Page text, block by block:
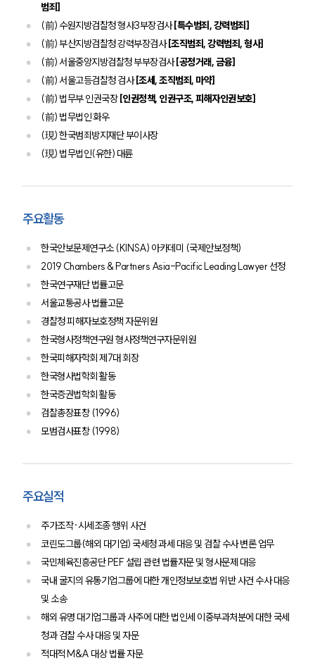
업무사례
업무사례
사례분석/최신동향
법률정보
구성원 소개
디지털금융전문변호사
소식/자료
뉴스레터/브로슈어
범죄]
(前) 수원지방검찰청 형사3부장검사[특수범죄, 강력범죄]
(前) 부산지방검찰청 강력부장검사[조직범죄, 강력범죄, 형사]
(前) 서울중앙지방검찰청 부부장검사[공정거래, 금융]
(前) 서울고등검찰청 검사[조세, 조직범죄, 마약]
(前) 법무부 인권국장[인권정책, 인권구조, 피해자인권보호]
(前) 법무법인 화우
(現) 한국범죄방지재단 부이사장
(現) 법무법인(유한) 대륜
주요활동
한국안보문제연구소 (KINSA) 아카데미 (국제안보정책)
2019 Chambers & Partners Asia-Pacific Leading Lawyer 선정
한국연구재단 법률고문
서울교통공사 법률고문
경찰청 피해자보호정책 자문위원
한국형사정책연구원 형사정책연구자문위원
한국피해자학회 제7대 회장
한국형사법학회 활동
한국증권법학회 활동
검찰총장표창 (1996)
모범검사표창 (1998)
주요실적
주가조작·시세조종 행위 사건
코린도그룹(해외 대기업) 국세청 과세 대응 및 검찰 수사 변론 업무
국민체육진흥공단 PEF 설립 관련 법률자문 및 형사문제 대응
국내 굴지의 유통기업그룹에 대한 개인정보보호법 위반 사건 수사 대응
및 소송
해외 유명 대기업그룹과 사주에 대한 법인세 이중부과처분에 대한 국세
청과 검찰 수사 대응 및 자문
적대적 M&A 대상 법률 자문